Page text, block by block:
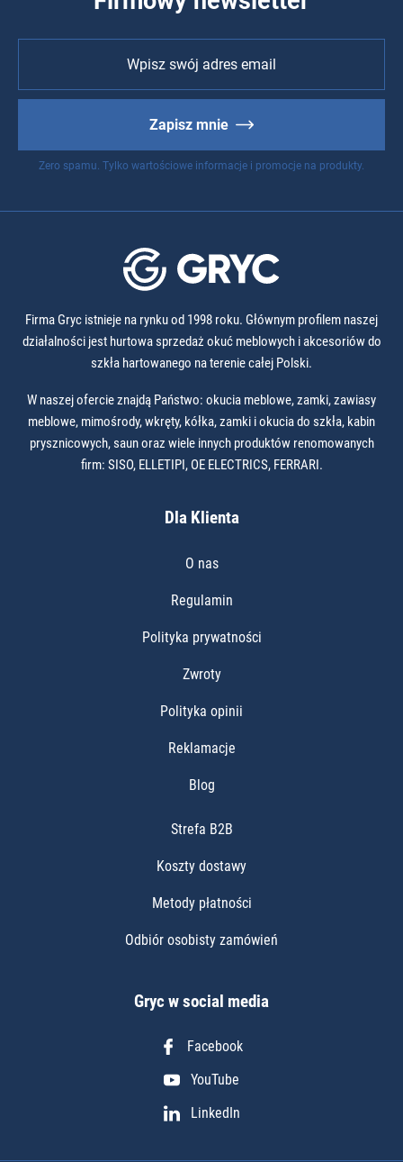
Zapisz mnie
Zero spamu. Tylko wartościowe informacje i promocje na produkty.
Firma Gryc istnieje na rynku od 1998 roku. Głównym profilem naszej
działalności jest hurtowa sprzedaż okuć meblowych i akcesoriów do
szkła hartowanego na terenie całej Polski.
W naszej ofercie znajdą Państwo: okucia meblowe, zamki, zawiasy
meblowe, mimośrody, wkręty, kółka, zamki i okucia do szkła, kabin
prysznicowych, saun oraz wiele innych produktów renomowanych
firm: SISO, ELLETIPI, OE ELECTRICS, FERRARI.
Dla Klienta
O nas
Regulamin
Polityka prywatności
Zwroty
Polityka opinii
Reklamacje
Blog
Strefa B2B
Koszty dostawy
Metody płatności
Odbiór osobisty zamówień
Gryc w social media
Facebook
YouTube
LinkedIn